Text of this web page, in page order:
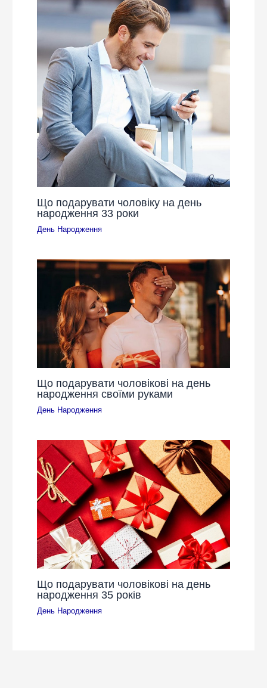
Що подарувати чоловіку на день
народження 33 роки
День Народження
Що подарувати чоловікові на день
народження своїми руками
День Народження
Що подарувати чоловікові на день
народження 35 років
День Народження